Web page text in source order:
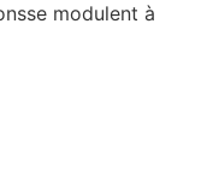
modulent à